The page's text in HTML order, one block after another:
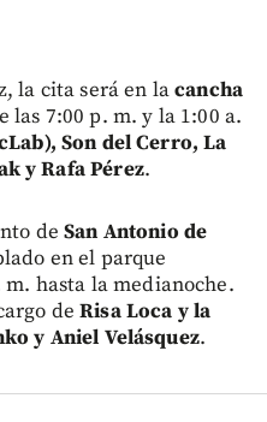
la cita será en lacancha
las 7:00 p. m. y la 1:00 a.
Son del Cerro, La
y Rafa Pérez.
deSan Antonio de
en el parque
hasta la medianoche.
deRisa Loca y la
y Aniel Velásquez.